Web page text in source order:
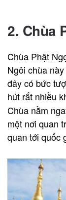
2. Chùa
Chùa Phật
Ngôi chùa
đây có bức
hút rất nhiều
Chùa nằm
một nơi quan
quan tới quốc